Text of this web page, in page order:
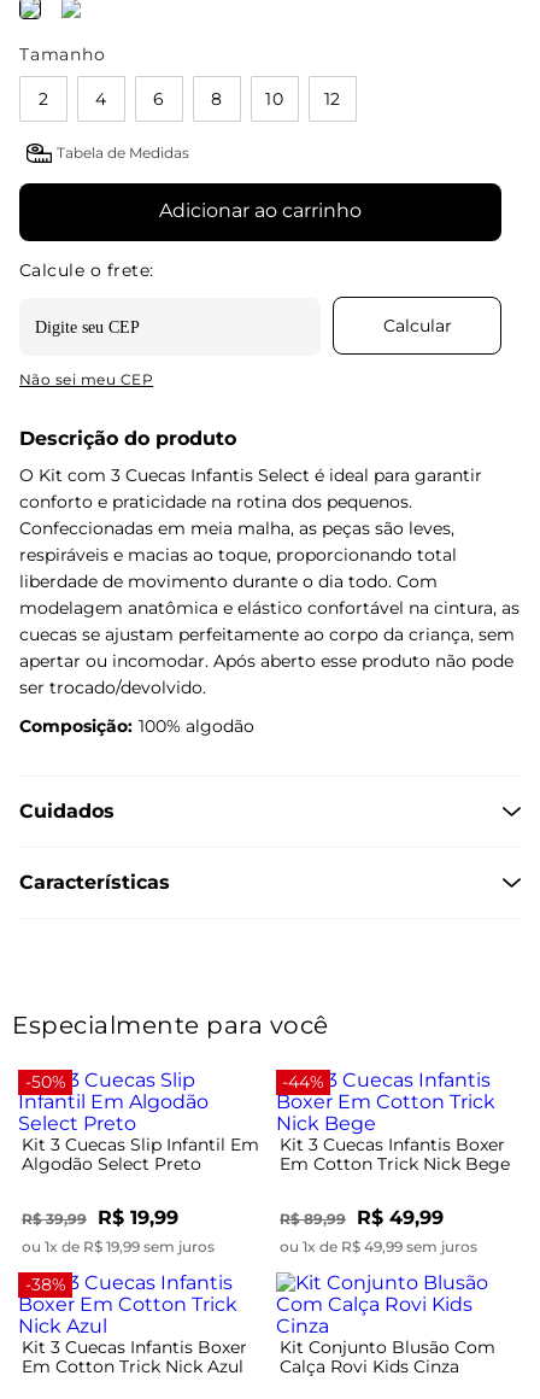
Tamanho
2 4 6 8 10 12
Tabela de Medidas
Adicionar ao carrinho
Não sei meu CEP
Descrição do produto
O Kit com 3 Cuecas Infantis Select é ideal para garantir
conforto e praticidade na rotina dos pequenos.
Confeccionadas em meia malha, as peças são leves,
respiráveis e macias ao toque, proporcionando total
liberdade de movimento durante o dia todo. Com
modelagem anatômica e elástico confortável na cintura, as
cuecas se ajustam perfeitamente ao corpo da criança, sem
apertar ou incomodar. Após aberto esse produto não pode
ser trocado/devolvido.
Composição: 100% algodão
Cuidados
Características
Especialmente para você
-50%
Kit 3 Cuecas Slip Infantil Em
Algodão Select Preto
R$ 39,99 R$ 19,99
ou 1x de R$ 19,99 sem juros
-44%
Kit 3 Cuecas Infantis Boxer
Em Cotton Trick Nick Bege
R$ 89,99 R$ 49,99
ou 1x de R$ 49,99 sem juros
-38%
Kit 3 Cuecas Infantis Boxer
Em Cotton Trick Nick Azul
Kit Conjunto Blusão Com
Calça Rovi Kids Cinza